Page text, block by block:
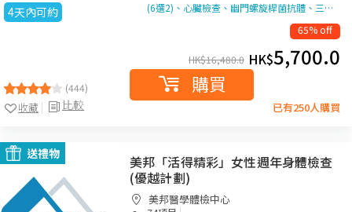
4天內可約
(444)
比較
收藏
(6選2)、心臟檢查、幽門螺旋桿菌抗體、三…
65% off
HK$16,480.0 HK$5,700.0
購買
已有250人購買
送禮物
美邦「活得精彩」女性週年身體檢查
(優越計劃)
美邦醫學體檢中心